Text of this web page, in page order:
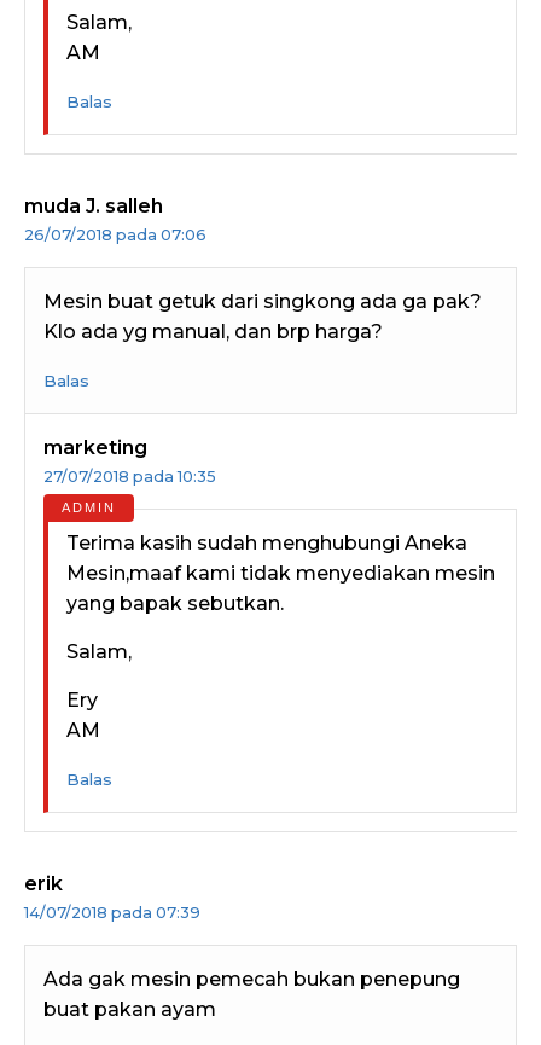
Salam,
AM
Balas
muda J. salleh
26/07/2018 pada 07:06
Mesin buat getuk dari singkong ada ga pak?
Klo ada yg manual, dan brp harga?
Balas
marketing
27/07/2018 pada 10:35
Terima kasih sudah menghubungi Aneka
Mesin,maaf kami tidak menyediakan mesin
yang bapak sebutkan.
Salam,
Ery
AM
Balas
erik
14/07/2018 pada 07:39
Ada gak mesin pemecah bukan penepung
buat pakan ayam